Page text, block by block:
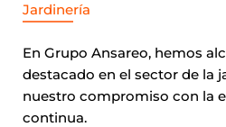
Jardinería
En Grupo Ansareo, hemos
destacado en el sector de la
nuestro compromiso con la
continua.